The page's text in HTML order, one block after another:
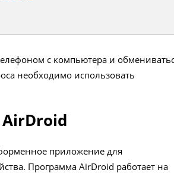
с компьютера и
необходимо использовать
приложение для
Программа AirDroid работает на